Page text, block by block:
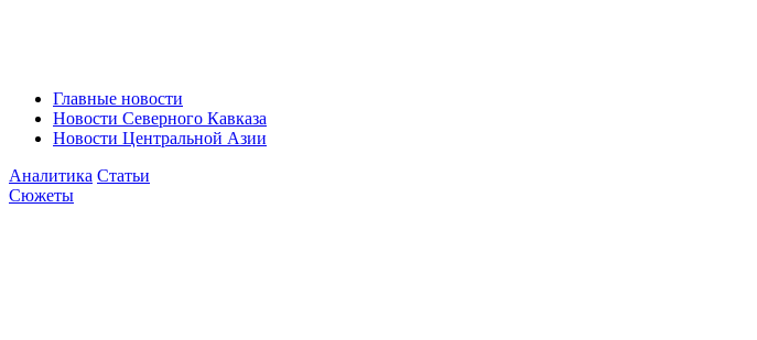
Главные новости
Новости Северного Кавказа
Новости Центральной Азии
Аналитика Статьи
Сюжеты